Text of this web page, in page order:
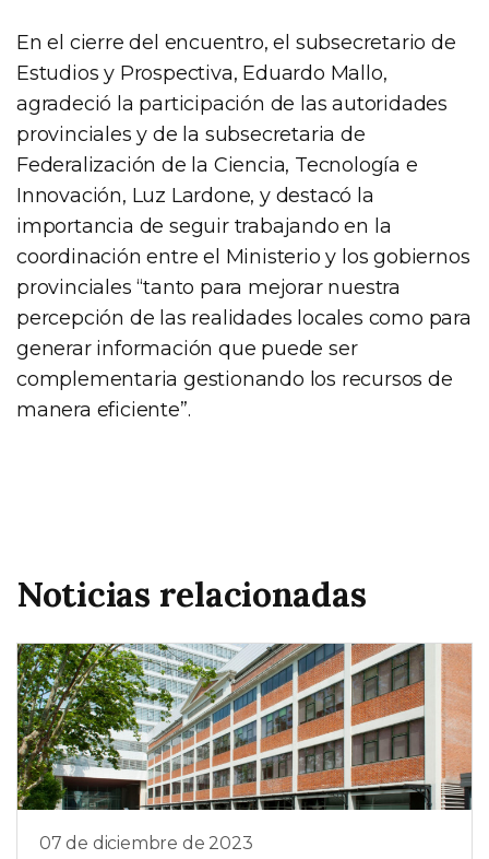
En el cierre del encuentro, el subsecretario de
Estudios y Prospectiva, Eduardo Mallo,
agradeció la participación de las autoridades
provinciales y de la subsecretaria de
Federalización de la Ciencia, Tecnología e
Innovación, Luz Lardone, y destacó la
importancia de seguir trabajando en la
coordinación entre el Ministerio y los gobiernos
provinciales “tanto para mejorar nuestra
percepción de las realidades locales como para
generar información que puede ser
complementaria gestionando los recursos de
manera eficiente”.
Noticias relacionadas
07 de diciembre de 2023